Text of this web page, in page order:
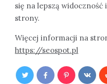
się na lepszą widoczność
strony.
Więcej informacji na
https://seospot.pl